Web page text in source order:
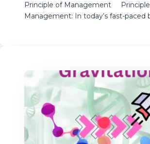
Principle of Management
Management: In today’s fast-paced